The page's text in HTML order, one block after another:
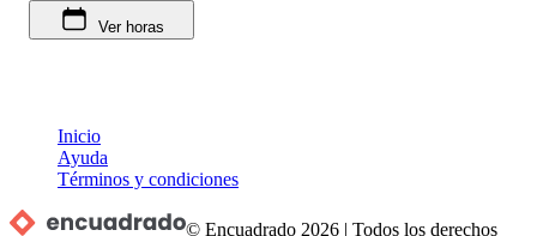
Ver horas
Inicio
Ayuda
Términos y condiciones
© Encuadrado 2026 |Todos los derechos